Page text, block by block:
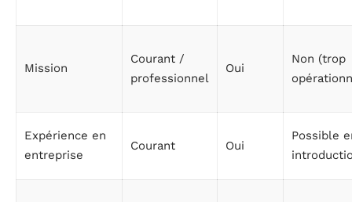
Mission
Courant /
professionnel
Oui
Non (trop
Expérience en
entreprise
Courant Oui
Possible